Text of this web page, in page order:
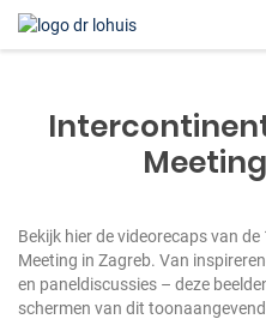
Bekijk hier de videorecaps van
Meeting in Zagreb. Van
en paneldiscussies – deze
schermen van dit